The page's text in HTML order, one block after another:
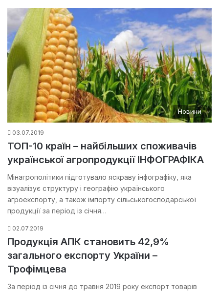
Новини
03.07.2019
ТОП-10 країн – найбільших споживачів
української агропродукції ІНФОГРАФІКА
Мінагрополітики підготувало яскраву інфографіку, яка
візуалізує структуру і географію українського
агроекспорту, а також імпорту сільськогосподарської
продукції за період із січня…
02.07.2019
Продукція АПК становить 42,9%
загального експорту України –
Трофімцева
За період із січня до травня 2019 року експорт товарів